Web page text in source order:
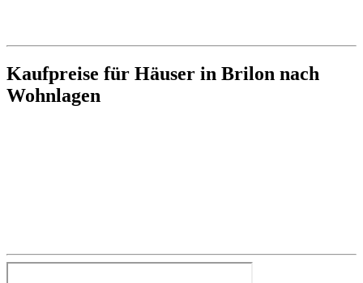
Kaufpreise für Häuser in Brilon nach
Wohnlagen